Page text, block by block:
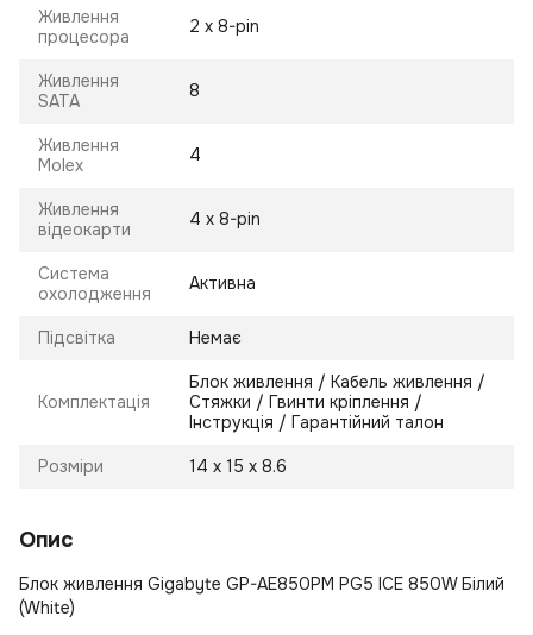
Живлення
процесора
2 х 8-pin
Живлення
SATA
8
Живлення
Molex
4
Живлення
відеокарти
4 х 8-pin
Система
охолодження
Активна
Підсвітка Немає
Комплектація
Блок живлення / Кабель живлення /
Стяжки / Гвинти кріплення /
Інструкція / Гарантійний талон
Розміри 14 х 15 х 8.6
Опис
Блок живлення Gigabyte GP-AE850PM PG5 ICE 850W Білий
(White)